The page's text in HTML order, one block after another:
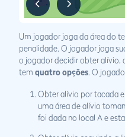
Um jogador joga da área do
penalidade. O jogador joga
o jogador decidir obter alívio,
tem quatro opções . O
Obter alívio por tacada
uma área de alívio
foi dada no local A e